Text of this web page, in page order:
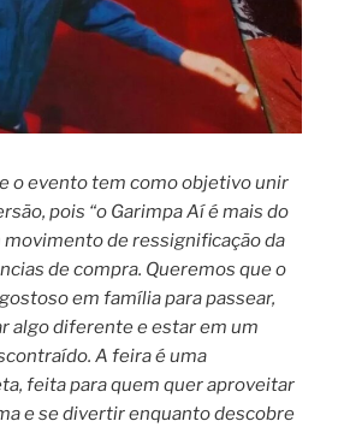
o evento tem como objetivo unir
pois “o Garimpa Aí é mais do
movimento de ressignificação da
de compra. Queremos que o
em família para passear,
algo diferente e estar em um
A feira é uma
feita para quem quer aproveitar
e se divertir enquanto descobre